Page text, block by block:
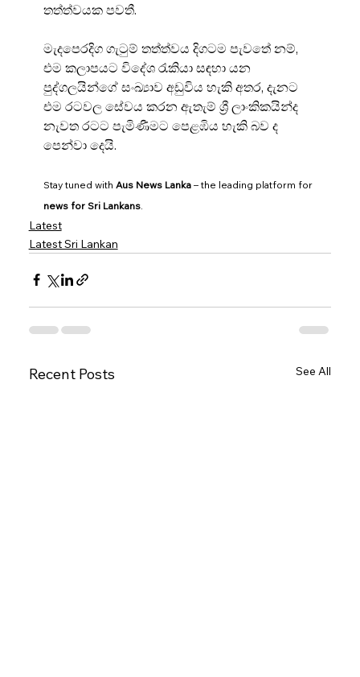
තත්ත්වයක පවතී.
මැදපෙරදිග ගැටුම් තත්ත්වය දිගටම පැවතේ නම්,
එම කලාපයට විදේශ රැකියා සඳහා යන
පුද්ගලයින්ගේ සංඛ්‍යාව අඩුවිය හැකි අතර, දැනට
එම රටවල සේවය කරන ඇතැම් ශ්‍රී ලාංකිකයින්ද
නැවත රටට පැමිණීමට පෙළඹිය හැකි බව ද
පෙන්වා දෙයි.
Stay tuned with Aus News Lanka – the leading platform for
news for Sri Lankans.
Latest
Latest Sri Lankan
Recent Posts See All